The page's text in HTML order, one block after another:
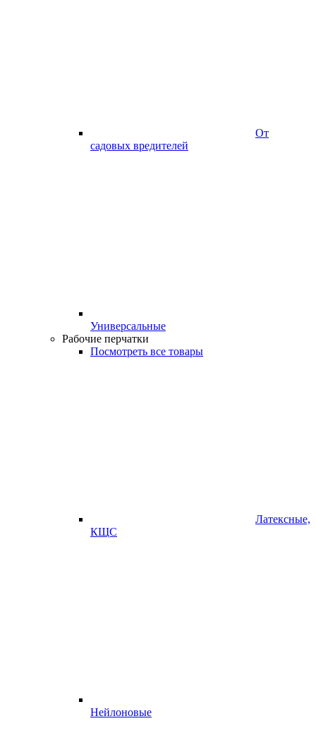
От
садовых вредителей
Универсальные
Рабочие перчатки
Посмотреть все товары
Латексные,
КЩС
Нейлоновые